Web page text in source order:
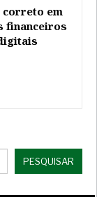
correto em
financeiros
PESQUISAR